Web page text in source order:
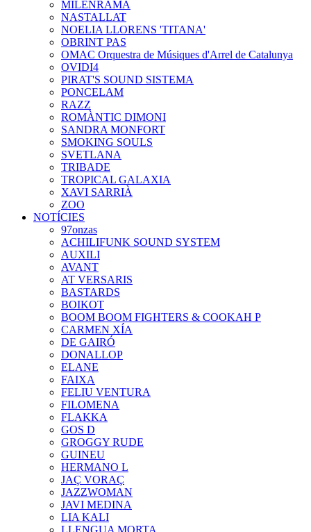
MILENRAMA
NASTALLAT
NOELIA LLORENS 'TITANA'
OBRINT PAS
OMAC Orquestra de Músiques d'Arrel de Catalunya
OVIDI4
PIRAT'S SOUND SISTEMA
PONCELAM
RAZZ
ROMÀNTIC DIMONI
SANDRA MONFORT
SMOKING SOULS
SVETLANA
TRIBADE
TROPICAL GALAXIA
XAVI SARRIÀ
ZOO
NOTÍCIES
97onzas
ACHILIFUNK SOUND SYSTEM
AUXILI
AVANT
AT VERSARIS
BASTARDS
BOIKOT
BOOM BOOM FIGHTERS & COOKAH P
CARMEN XÍA
DE GAIRÓ
DONALLOP
ELANE
FAIXA
FELIU VENTURA
FILOMENA
FLAKKA
GOS D
GROGGY RUDE
GUINEU
HERMANO L
JAÇ VORAÇ
JAZZWOMAN
JAVI MEDINA
LIA KALI
LLENGUA MORTA